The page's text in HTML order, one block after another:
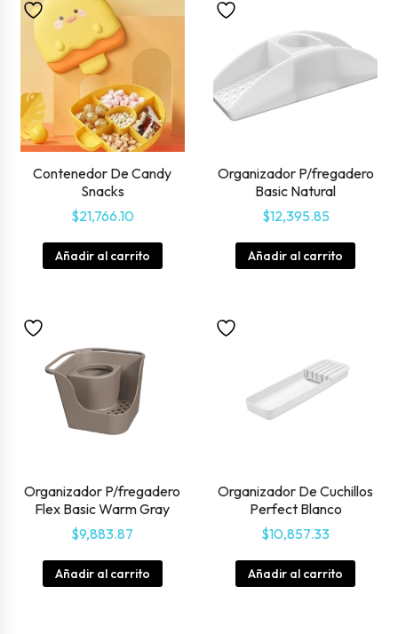
Contenedor De Candy
Snacks
$21,766.10
Añadir al carrito
Organizador P/fregadero
Basic Natural
$12,395.85
Añadir al carrito
Organizador P/fregadero
Flex Basic Warm Gray
$9,883.87
Añadir al carrito
Organizador De Cuchillos
Perfect Blanco
$10,857.33
Añadir al carrito